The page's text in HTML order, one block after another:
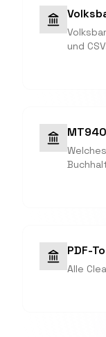
und
PDF-
Alle